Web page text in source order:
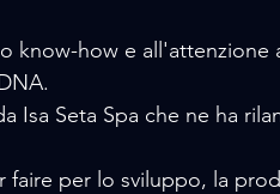
know-how e all'attenzione
Isa Seta Spa che ne ha
faire per lo sviluppo, la